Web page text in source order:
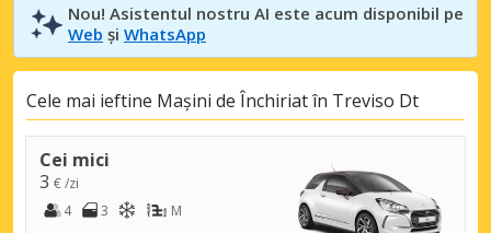
Nou! Asistentul nostru AI este acum disponibil pe
Web și WhatsApp
Cele mai ieftine Mașini de Închiriat în Treviso Dt
Cei mici
3 € /zi
4
3 M